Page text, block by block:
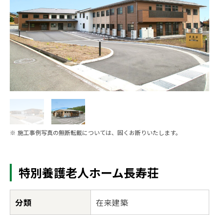
※ 施工事例写真の無断転載については、固くお断りいたします。
特別養護老人ホーム長寿荘
分類 在来建築